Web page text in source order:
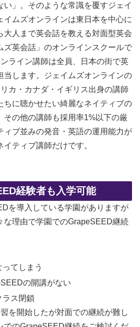
い」。そのような常識を覆すジェイ
イムズオンラインは東日本を中心に
大人まで英会話を教える対面型英会
ズ英会話」のオンラインスクールで
ライン講師は全員、日本の街で英
当します。ジェイムズオンラインの
カ・カナダ・イギリス出身の講師
ちに聴かせたい綺麗なネイティブの
その他の講師も採用率1%以下の厳
ィブ並みの発音・英語の運用能力が
ティブ講師だけです。
経験者も入学可能
を導入している学園がありますが
な理由で学園でのGrapeSEED継続
てしまう
の開講がない
ラス閉鎖
を開始したが対面での継続が難し